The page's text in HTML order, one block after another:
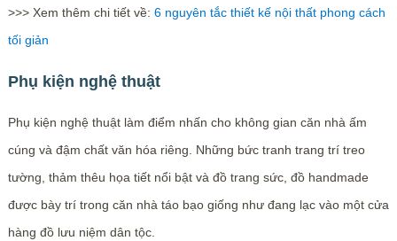
>>> Xem thêm chi tiết về: 6 nguyên tắc thiết kế nội thất phong cách
tối giản
Phụ kiện nghệ thuật
Phụ kiện nghệ thuật làm điểm nhấn cho không gian căn nhà ấm
cúng và đậm chất văn hóa riêng. Những bức tranh trang trí treo
tường, thảm thêu họa tiết nổi bật và đồ trang sức, đồ handmade
được bày trí trong căn nhà táo bạo giống như đang lạc vào một cửa
hàng đồ lưu niệm dân tộc.